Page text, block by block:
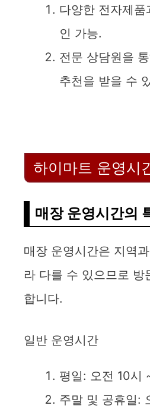
다양한 전자제
인 가능.
전문 상담원을
추천을 받을 수
하이마트 운영시
매장 운영시간의
매장 운영시간은 지역
라 다를 수 있으므로 방
합니다.
일반 운영시간
평일: 오전 10시
주말 및 공휴일: